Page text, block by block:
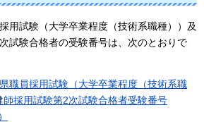
用試験（大学卒業程度（技術系職種））及
試験合格者の受験番号は、次のとおりで
職員採用試験（大学卒業程度（技術系職
師採用試験第2次試験合格者受験番号